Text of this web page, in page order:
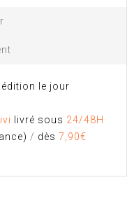
le jour
livré sous 24/48H
/ dès 7,90€